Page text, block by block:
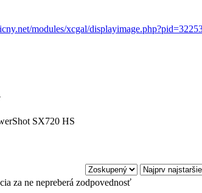
modules/xcgal/
SX720 HS
za ne nepreberá zodpovednosť